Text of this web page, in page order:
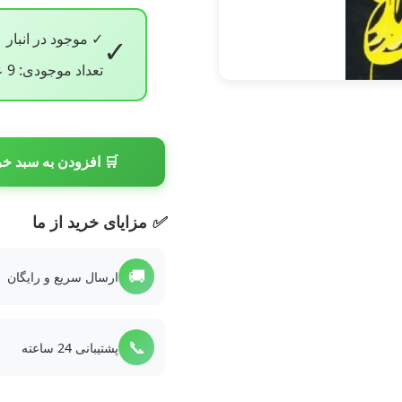
✓ ✓ موجود در انبار
تعداد موجودی: 9 عدد
🛒 افزودن به سبد
✅ مزایای خرید از ما
🚚 ارسال سریع و رایگان
📞 پشتیبانی 24 ساعته